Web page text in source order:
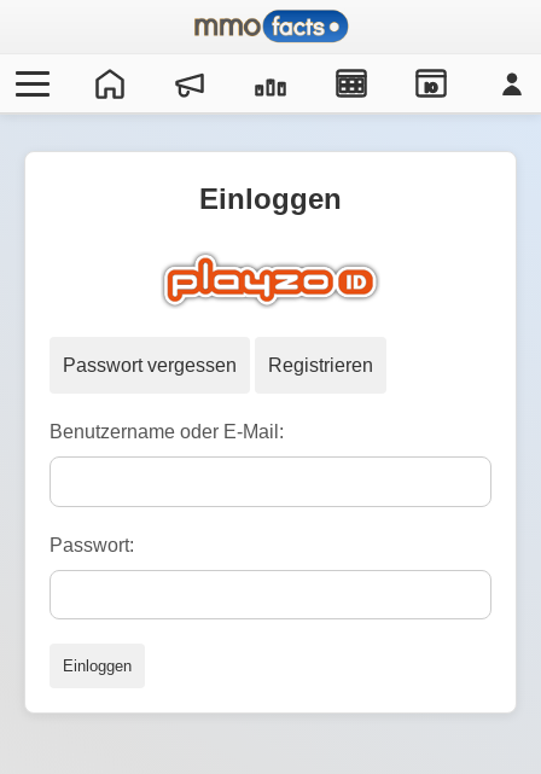
IO
Einloggen
Passwort vergessen Registrieren
Benutzername oder E-Mail:
Passwort:
Einloggen